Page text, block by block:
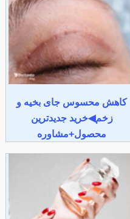
کاهش محسوس جای بخیه و
زخم◀خرید جدیدترین
محصول+مشاوره